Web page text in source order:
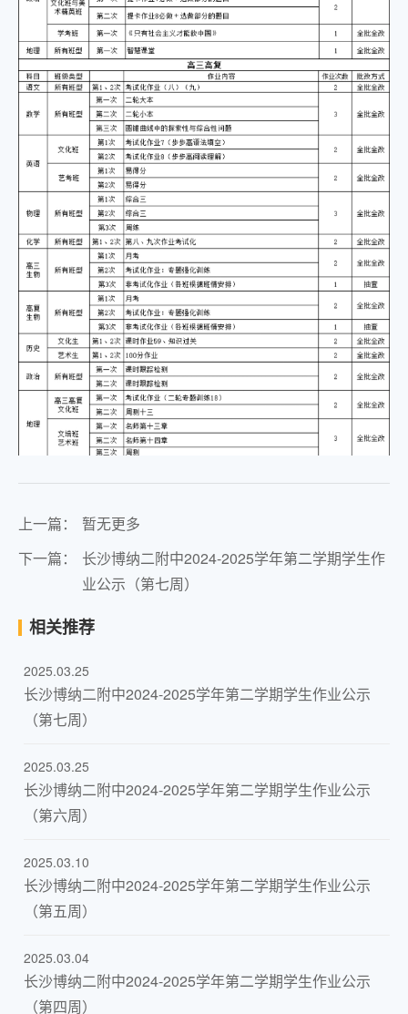
上一篇：
暂无更多
下一篇：
长沙博纳二附中2024-2025学年第二学期学生作
业公示（第七周）
相关推荐
2025.03.25
长沙博纳二附中2024-2025学年第二学期学生作业公示
（第七周）
2025.03.25
长沙博纳二附中2024-2025学年第二学期学生作业公示
（第六周）
2025.03.10
长沙博纳二附中2024-2025学年第二学期学生作业公示
（第五周）
2025.03.04
长沙博纳二附中2024-2025学年第二学期学生作业公示
（第四周）